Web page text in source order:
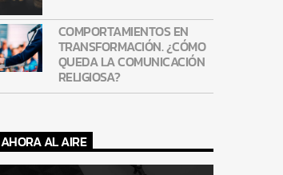
COMPORTAMIENTOS EN
TRANSFORMACIÓN. ¿CÓMO
QUEDA LA COMUNICACIÓN
RELIGIOSA?
AHORA AL AIRE